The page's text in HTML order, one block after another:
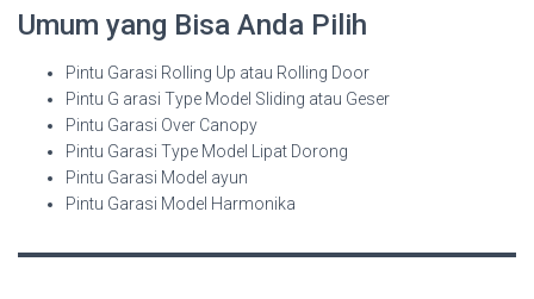
Umum yang Bisa Anda Pilih
Pintu Garasi Rolling Up atau Rolling Door
Pintu G arasi Type Model Sliding atau Geser
Pintu Garasi Over Canopy
Pintu Garasi Type Model Lipat Dorong
Pintu Garasi Model ayun
Pintu Garasi Model Harmonika